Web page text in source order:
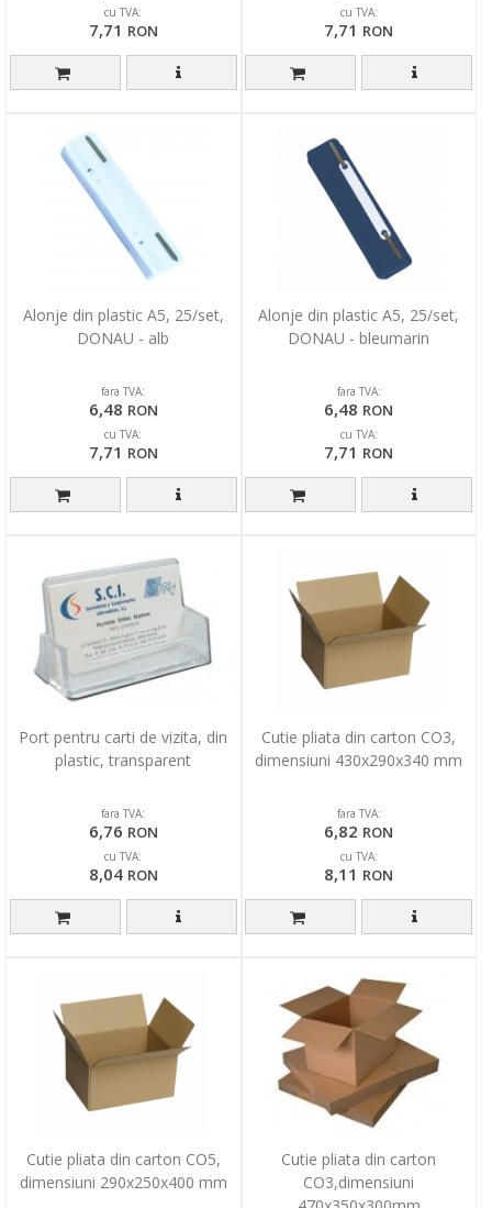
cu TVA:
7,71 RON
cu TVA:
7,71 RON
Alonje din plastic A5, 25/set,
DONAU - alb
fara TVA:
6,48 RON
cu TVA:
7,71 RON
Alonje din plastic A5, 25/set,
DONAU - bleumarin
fara TVA:
6,48 RON
cu TVA:
7,71 RON
Port pentru carti de vizita, din
plastic, transparent
fara TVA:
6,76 RON
cu TVA:
8,04 RON
Cutie pliata din carton CO3,
dimensiuni 430x290x340 mm
fara TVA:
6,82 RON
cu TVA:
8,11 RON
Cutie pliata din carton CO5,
dimensiuni 290x250x400 mm
Cutie pliata din carton
CO3,dimensiuni